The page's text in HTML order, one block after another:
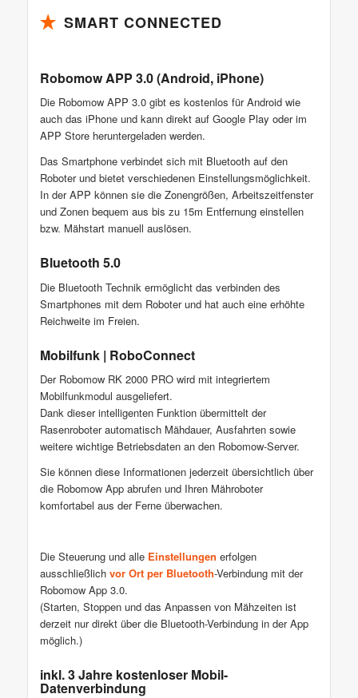
SMART CONNECTED
Robomow APP 3.0 (Android, iPhone)
Die Robomow APP 3.0 gibt es kostenlos für Android wie
auch das iPhone und kann direkt auf Google Play oder im
APP Store heruntergeladen werden.
Das Smartphone verbindet sich mit Bluetooth auf den
Roboter und bietet verschiedenen Einstellungsmöglichkeit.
In der APP können sie die Zonengrößen, Arbeitszeitfenster
und Zonen bequem aus bis zu 15m Entfernung einstellen
bzw. Mähstart manuell auslösen.
Bluetooth 5.0
Die Bluetooth Technik ermöglicht das verbinden des
Smartphones mit dem Roboter und hat auch eine erhöhte
Reichweite im Freien.
Mobilfunk | RoboConnect
Der Robomow RK 2000 PRO wird mit integriertem
Mobilfunkmodul ausgeliefert.
Dank dieser intelligenten Funktion übermittelt der
Rasenroboter automatisch Mähdauer, Ausfahrten sowie
weitere wichtige Betriebsdaten an den Robomow-Server.
Sie können diese Informationen jederzeit übersichtlich über
die Robomow App abrufen und Ihren Mähroboter
komfortabel aus der Ferne überwachen.
Die Steuerung und alle Einstellungen erfolgen
ausschließlich vor Ort per Bluetooth-Verbindung mit der
Robomow App 3.0.
(Starten, Stoppen und das Anpassen von Mähzeiten ist
derzeit nur direkt über die Bluetooth-Verbindung in der App
möglich.)
inkl. 3 Jahre kostenloser Mobil-
Datenverbindung